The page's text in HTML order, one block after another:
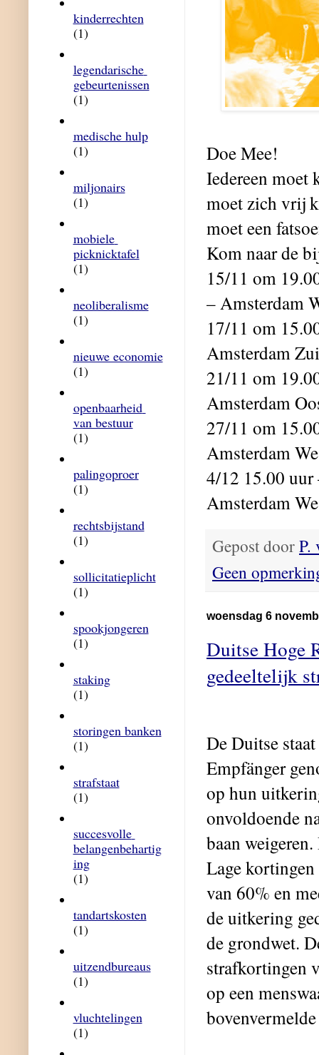
Doe Mee!
Iedereen moet
moet zich vrij
moet een
Kom naar de
15/11 om
– Amsterdam
17/11 om
Amsterdam
21/11 om
Amsterdam
27/11 om
Amsterdam
4/12 15.00
Amsterdam
Gepost doorP.
Geen
woensdag 6
Duitse Hoge
gedeeltelijk
De Duitse
Empfänger
op hun
onvoldoende
baan
Lage
van 60% en
de uitkering
de grondwet.
strafkortingen
op een
kinderrechten
(1)
legendarische
gebeurtenissen
(1)
medische hulp
(1)
miljonairs
(1)
mobiele
picknicktafel
(1)
neoliberalisme
(1)
nieuwe economie
(1)
openbaarheid
van bestuur
(1)
palingoproer
(1)
rechtsbijstand
(1)
sollicitatieplicht
(1)
spookjongeren
(1)
staking
(1)
storingen banken
(1)
strafstaat
(1)
succesvolle
belangenbehartig
ing
(1)
tandartskosten
(1)
uitzendbureaus
(1)
vluchtelingen
(1)